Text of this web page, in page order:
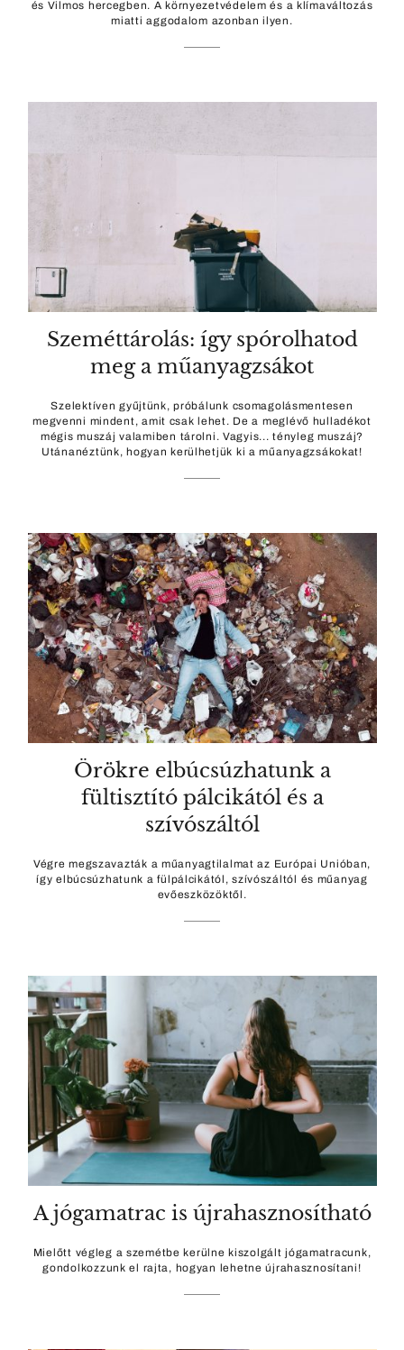
és Vilmos hercegben. A környezetvédelem és a klímaváltozás
miatti aggodalom azonban ilyen.
Szeméttárolás: így spórolhatod
meg a műanyagzsákot
Szelektíven gyűjtünk, próbálunk csomagolásmentesen
megvenni mindent, amit csak lehet. De a meglévő hulladékot
mégis muszáj valamiben tárolni. Vagyis... tényleg muszáj?
Utánanéztünk, hogyan kerülhetjük ki a műanyagzsákokat!
Örökre elbúcsúzhatunk a
fültisztító pálcikától és a
szívószáltól
Végre megszavazták a műanyagtilalmat az Európai Unióban,
így elbúcsúzhatunk a fülpálcikától, szívószáltól és műanyag
evőeszközöktől.
A jógamatrac is újrahasznosítható
Mielőtt végleg a szemétbe kerülne kiszolgált jógamatracunk,
gondolkozzunk el rajta, hogyan lehetne újrahasznosítani!